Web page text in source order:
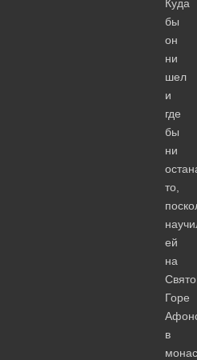
Куда
бы
он
ни
шел
и
где
бы
ни
то,
ей
на
Горе
в